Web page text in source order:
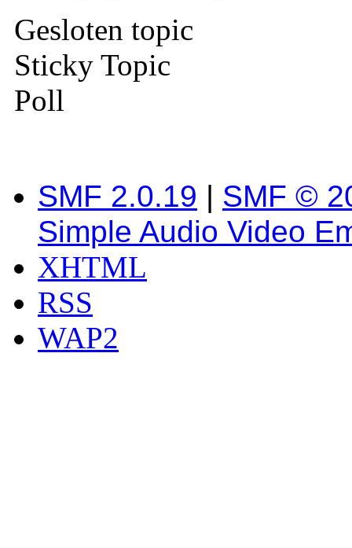
Gesloten topic
Sticky Topic
Poll
SMF 2.0.19 | SMF ©
Simple Audio Video
XHTML
RSS
WAP2